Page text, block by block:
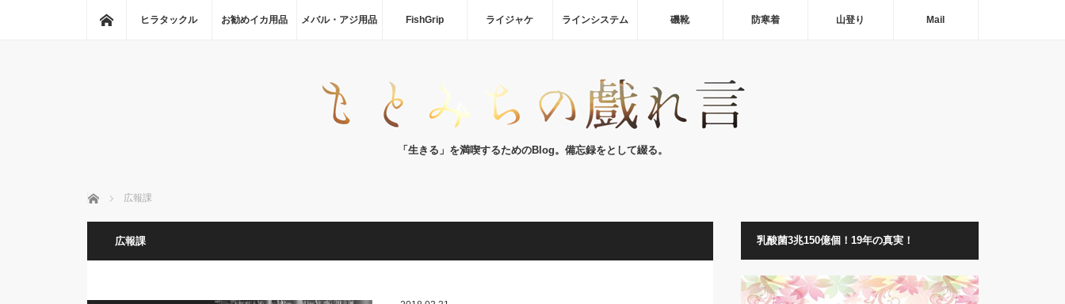
ホーム
ヒラタックル お勧めイカ用品 メバル・アジ用品 FishGrip ライジャケ ラインシステム 磯靴 防寒着 山登り Mail
「生きる」を満喫するためのBlog。備忘録をとして綴る。
ホーム 広報課
広報課 乳酸菌3兆150億個！19年の真実！